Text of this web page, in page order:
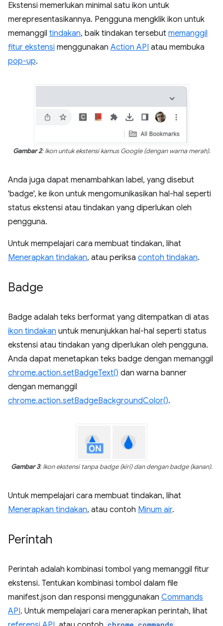
Ekstensi memerlukan minimal satu ikon untuk
merepresentasikannya. Pengguna mengklik ikon untuk
memanggil tindakan, baik tindakan tersebut memanggil
fitur ekstensi menggunakan Action API atau membuka
pop-up.
Gambar 2: Ikon untuk ekstensi kamus Google (dengan warna merah).
Anda juga dapat menambahkan label, yang disebut
'badge', ke ikon untuk mengomunikasikan hal-hal seperti
status ekstensi atau tindakan yang diperlukan oleh
pengguna.
Untuk mempelajari cara membuat tindakan, lihat
Menerapkan tindakan, atau periksa contoh tindakan.
Badge
Badge adalah teks berformat yang ditempatkan di atas
ikon tindakan untuk menunjukkan hal-hal seperti status
ekstensi atau tindakan yang diperlukan oleh pengguna.
Anda dapat menetapkan teks badge dengan memanggil
chrome.action.setBadgeText() dan warna banner
dengan memanggil
chrome.action.setBadgeBackgroundColor().
Gambar 3: Ikon ekstensi tanpa badge (kiri) dan dengan badge (kanan).
Untuk mempelajari cara membuat tindakan, lihat
Menerapkan tindakan, atau contoh Minum air.
Perintah
Perintah adalah kombinasi tombol yang memanggil fitur
ekstensi. Tentukan kombinasi tombol dalam file
manifest.json dan responsi menggunakan Commands
API. Untuk mempelajari cara menerapkan perintah, lihat